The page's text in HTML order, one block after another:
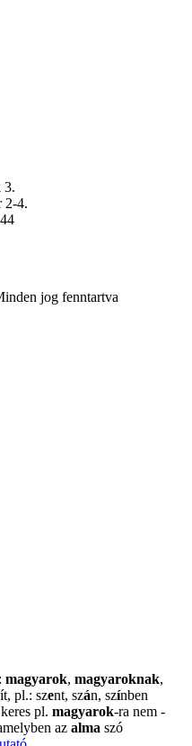
3.
2-4.
jog fenntartva
magyarok, magyaroknak,
pl.: szent, szán, színben
pl. magyarok-ra nem -
az alma szó